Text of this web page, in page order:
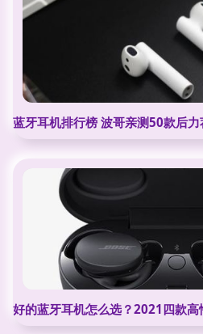
蓝牙耳机排行榜 波哥亲测50款后
好的蓝牙耳机怎么选？2021四款